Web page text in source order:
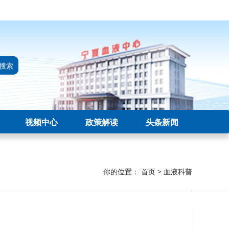
索
视频中心 政策解读 头条新闻
你的位置： 首页 > 血液科普